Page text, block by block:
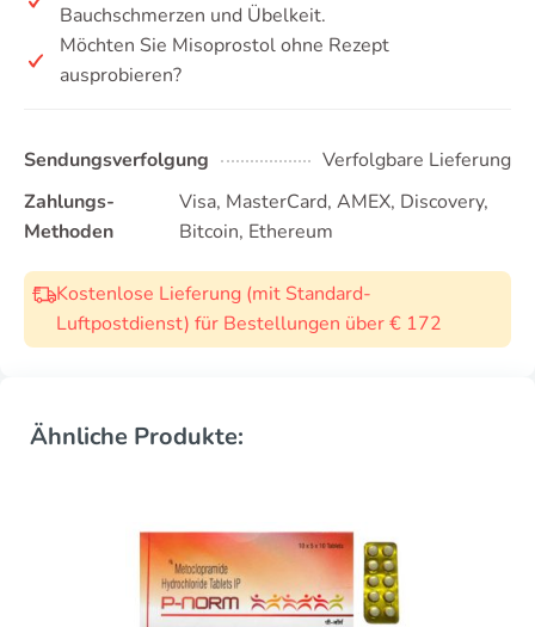
Bauchschmerzen und Übelkeit.
Möchten Sie Misoprostol ohne Rezept
ausprobieren?
Sendungsverfolgung
Verfolgbare Lieferung
Zahlungs-
Methoden
Visa, MasterCard, AMEX, Discovery,
Bitcoin, Ethereum
Kostenlose Lieferung (mit Standard-
Luftpostdienst) für Bestellungen über € 172
Ähnliche Produkte: